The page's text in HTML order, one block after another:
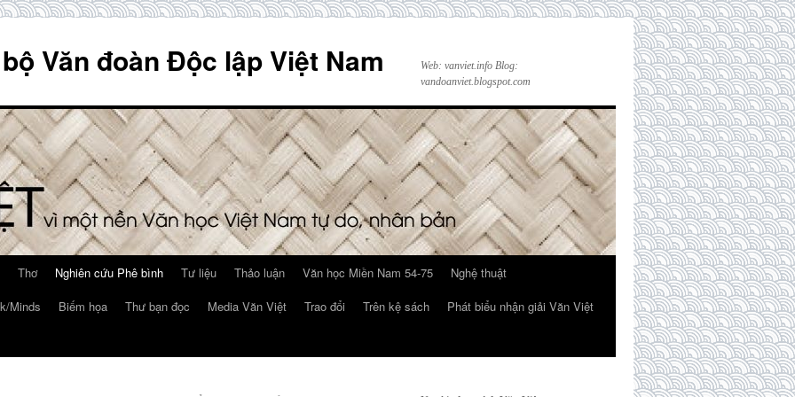
Văn đoàn Độc lập Việt Nam
Web: vanviet.info Blog:
vandoanviet.blogspot.com
Thơ Nghiên cứu Phê bình Tư liệu Thảo luận Văn học Miền Nam 54-75
Nghệ thuật
Minds Biếm họa Thư bạn đọc Media Văn Việt Trao đổi Trên kệ sách
Phát biểu nhận giải Văn Việt